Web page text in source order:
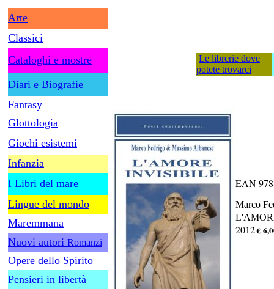
Arte
Classici
Cataloghi e mostre
Diari e Biografie
Fantasy
Glottologia
Giochi esistemi
Infanzia
I Libri del mare
Lingue del mondo
Maremmana
Nuovi autori Romanzi
Opere dello Spirito
Pensieri in libertà
Le librerie dove
potete trovarci
EAN
Marco
2012€